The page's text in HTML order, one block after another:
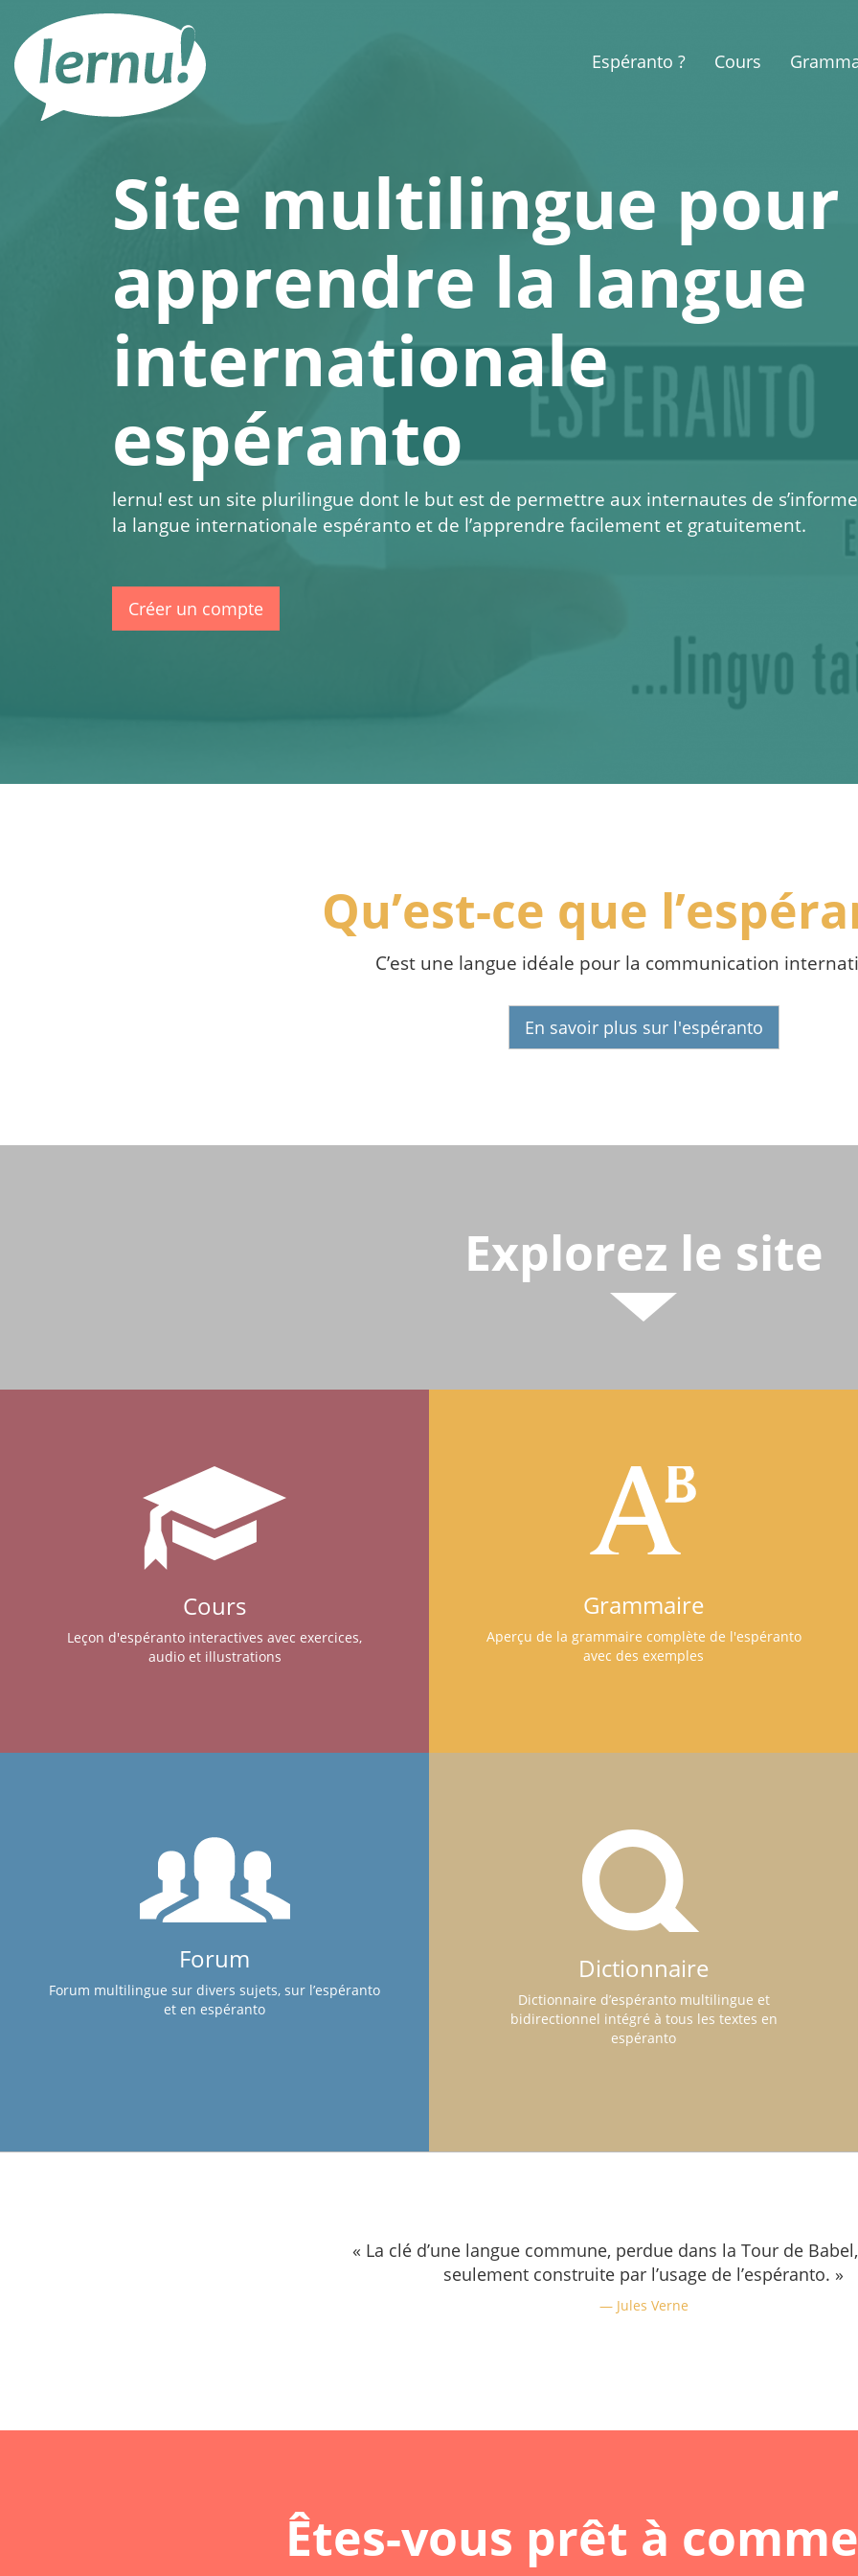
contenu
Espéranto ? Cours
Site multilingue pour
apprendre la langue
internationale
espéranto
lernu! est un site plurilingue dont le but est de permettre aux internautes de
la langue internationale espéranto et de l’apprendre facilement et gratuitement.
Créer un compte
Qu’est-ce que
C’est une langue idéale pour la communication
En savoir plus sur l'espéranto
Explorez le site
Cours
Leçon d'espéranto interactives avec exercices,
audio et illustrations
Grammaire
Aperçu de la grammaire complète de l'espéranto
avec des exemples
Forum
Forum multilingue sur divers sujets, sur l’espéranto
et en espéranto
Dictionnaire
Dictionnaire d’espéranto multilingue et
bidirectionnel intégré à tous les textes en
espéranto
« La clé d’une langue commune, perdue dans la Tour de
seulement construite par l’usage de l’espéranto. »
Jules Verne
Êtes-vous prêt à